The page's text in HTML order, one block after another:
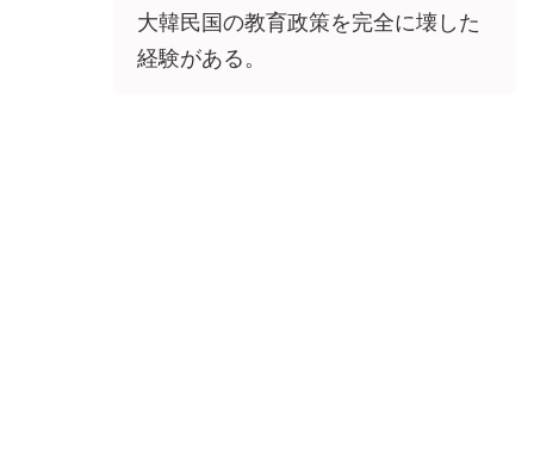
大韓民国の教育政策を完全に壊した
経験がある。